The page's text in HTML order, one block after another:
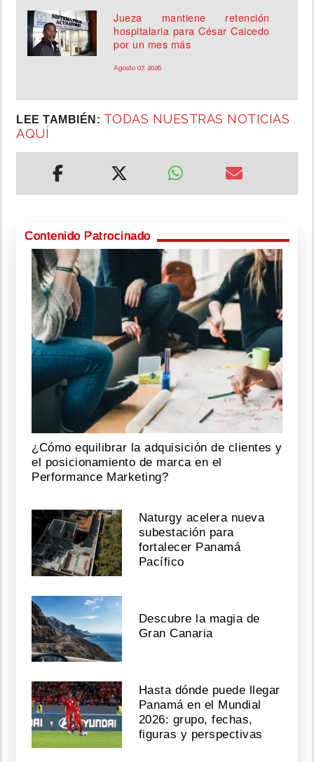
Jueza mantiene retención
hospitalaria para César Caicedo
por un mes más
Agosto 07, 2026
LEE TAMBIÉN: TODAS NUESTRAS NOTICIAS
AQUÍ
Contenido Patrocinado
¿Cómo equilibrar la adquisición de clientes y
el posicionamiento de marca en el
Performance Marketing?
Naturgy acelera nueva
subestación para
fortalecer Panamá
Pacífico
Descubre la magia de
Gran Canaria
Hasta dónde puede llegar
Panamá en el Mundial
2026: grupo, fechas,
figuras y perspectivas